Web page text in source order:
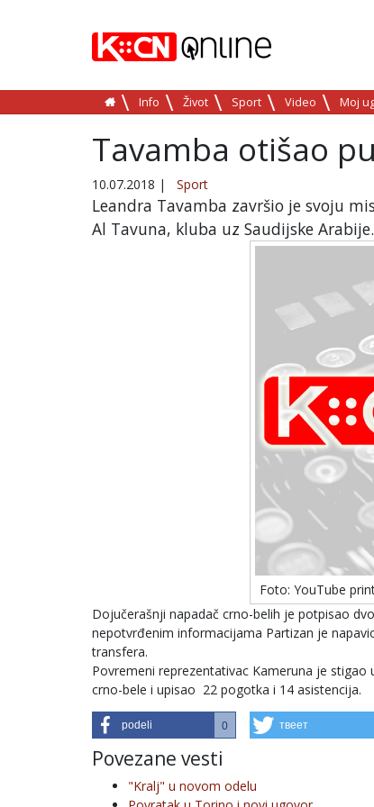
Info Život Sport Video Moj
Tavamba otišao
10.07.2018 | Sport
Leandra Tavamba završio je svoju
Al Tavuna, kluba uz Saudijske Arabije.
Foto: YouTube
Dojučerašnji napadač crno-belih je potpisao
nepotvrđenim informacijama Partizan je
transfera.
Povremeni reprezentativac Kameruna je
crno-bele i upisao 22 pogotka i 14 asistencija.
podeli 0 твеет
Povezane vesti
"Kralj" u novom odelu